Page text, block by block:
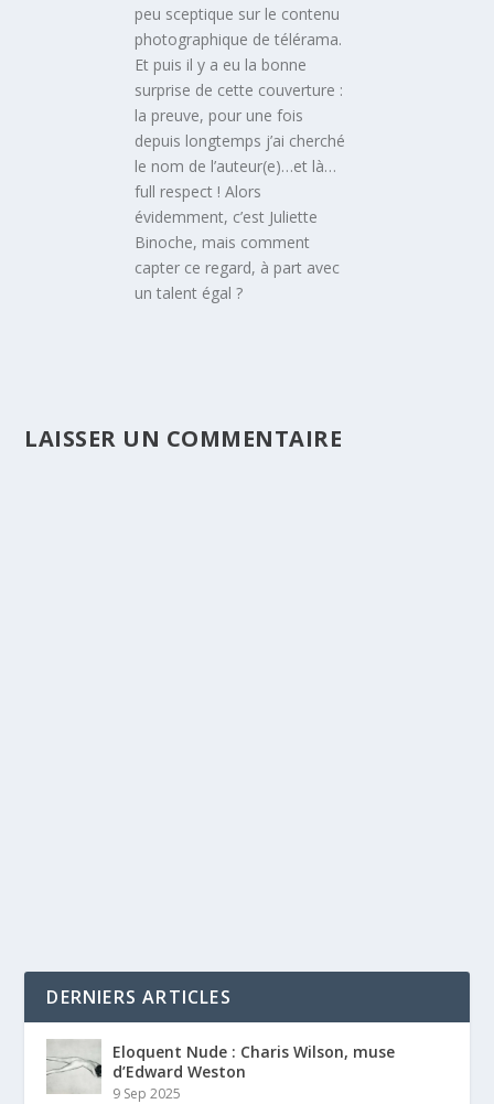
peu sceptique sur le contenu
photographique de télérama.
Et puis il y a eu la bonne
surprise de cette couverture :
la preuve, pour une fois
depuis longtemps j’ai cherché
le nom de l’auteur(e)…et là…
full respect ! Alors
évidemment, c’est Juliette
Binoche, mais comment
capter ce regard, à part avec
un talent égal ?
LAISSER UN COMMENTAIRE
DERNIERS ARTICLES
Eloquent Nude : Charis Wilson, muse
d’Edward Weston
9 Sep 2025